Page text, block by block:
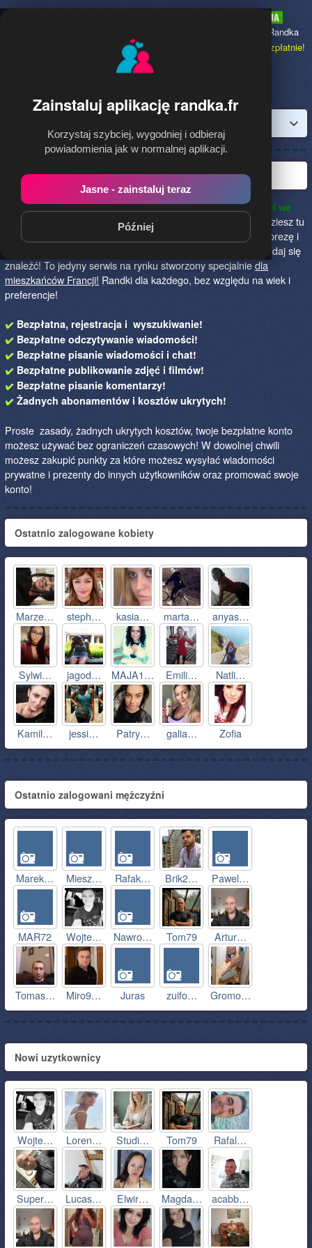
Zainstaluj aplikację randka.fr
Korzystaj szybciej, wygodniej i odbieraj
powiadomienia jak w normalnej aplikacji.
Jasne - zainstaluj teraz
Później
to najpopularniejsza Randka
dla Polaków w Francji,
dołącz bezpłatnie!
Najlepsza randka we Francji!
Randka.fr to najlepszy sposób na poznanie nowych przyjaciół we
Francji!
Określ czego szukasz i skończ z samotnością! Znajdziesz tu
osoby szukające miłości lub przygody, chętne na randkę, imprezę i
spotkanie na żywo! Dołącz do nas, powiedz czego szukasz i daj się
znaleźć! To jedyny serwis na rynku stworzony specjalniedla
mieszkańców Francji!Randki dla każdego, bez względu na wiek i
preferencje!
Bezpłatna, rejestracja i wyszukiwanie!
Bezpłatne odczytywanie wiadomości!
Bezpłatne pisanie wiadomości i chat!
Bezpłatne publikowanie zdjęć i filmów!
Bezpłatne pisanie komentarzy!
Żadnych abonamentów i kosztów ukrytych!
Proste zasady, żadnych ukrytych kosztów, twoje bezpłatne konto
możesz używać bez ograniczeń czasowych! W dowolnej chwili
możesz zakupić punkty za które możesz wysyłać wiadomości
prywatne i prezenty do innych użytkowników oraz promować swoje
konto!
Ostatnio zalogowane kobiety
Marze… steph… kasia… marta… anyas…
Sylwi… jagod… MAJA1… Emili… Natli…
Kamil… jessi… Patry… galia… Zofia
Ostatnio zalogowani mężczyźni
Marek… Miesz… Rafak… Brik2… Pawel…
MAR72 Wojte… Nawro… Tom79 Artur…
Tomas… Miro9… Juras zuifo… Gromo…
Nowi uzytkownicy
Wojte… Loren… Studi… Tom79 Rafal…
Super… Lucas… Elwir… Magda… acabb…